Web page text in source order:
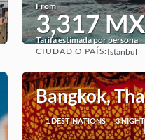
From
3,317
Tarifa estimada por persona
See
CIUDAD O PAÍS:Istanbul
Bangkok,
1 DESTINATIONS 3